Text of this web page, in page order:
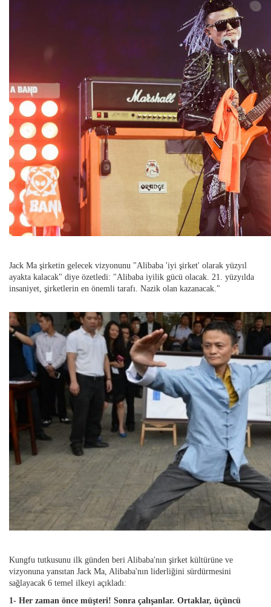
Jack Ma şirketin gelecek vizyonunu "Alibaba 'iyi şirket' olarak yüzyıl
ayakta kalacak" diye özetledi: "Alibaba iyilik gücü olacak. 21. yüzyılda
insaniyet, şirketlerin en önemli tarafı. Nazik olan kazanacak."
Kungfu tutkusunu ilk günden beri Alibaba'nın şirket kültürüne ve
vizyonuna yansıtan Jack Ma, Alibaba'nın liderliğini sürdürmesini
sağlayacak 6 temel ilkeyi açıkladı:
1- Her zaman önce müşteri! Sonra çalışanlar. Ortaklar, üçüncü